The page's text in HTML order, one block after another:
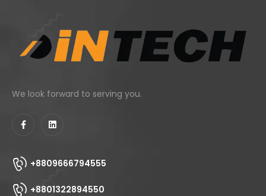
We look forward to serving you.
+8809666794555
+8801322894550